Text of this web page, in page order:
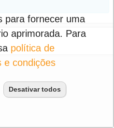
para fornecer uma
aprimorada. Para
política de
e condições
Desativar todos